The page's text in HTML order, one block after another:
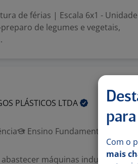
de férias | Escala 6x1 - Unidade
de legumes e vegetais,
PLÁSTICOS LTDA
Ensino Fundamental (1º grau)
máquinas industriais,
Com o
mais